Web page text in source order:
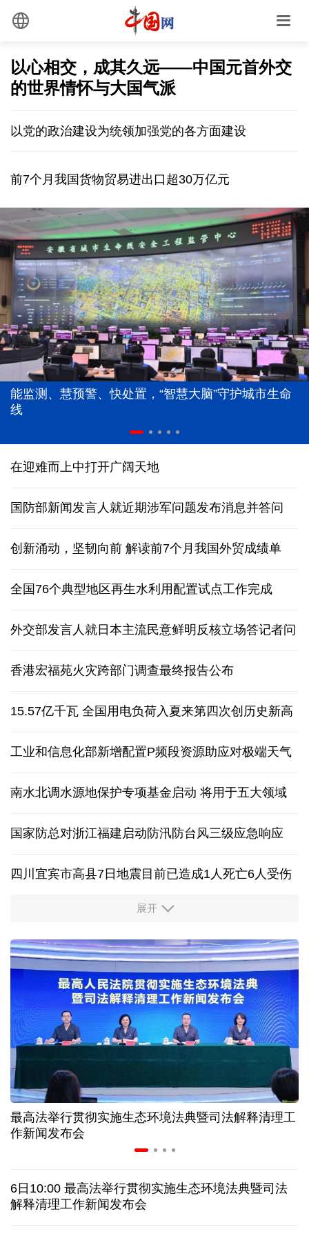
以心相交，成其久远——中国元首外交
的世界情怀与大国气派
以党的政治建设为统领加强党的各方面建设
前7个月我国货物贸易进出口超30万亿元
能监测、慧预警、快处置，“智慧大脑”守护城市生命
线
在迎难而上中打开广阔天地
国防部新闻发言人就近期涉军问题发布消息并答问
创新涌动，坚韧向前 解读前7个月我国外贸成绩单
全国76个典型地区再生水利用配置试点工作完成
外交部发言人就日本主流民意鲜明反核立场答记者问
香港宏福苑火灾跨部门调查最终报告公布
15.57亿千瓦 全国用电负荷入夏来第四次创历史新高
工业和信息化部新增配置P频段资源助应对极端天气
南水北调水源地保护专项基金启动 将用于五大领域
国家防总对浙江福建启动防汛防台风三级应急响应
四川宜宾市高县7日地震目前已造成1人死亡6人受伤
四个关键词解读中国经济韧性
球票撬动全城消费 赛事经济如何将"流量"变"增量"
第五届数贸会将首设Token专区 探索算力贸易新路径
北京：非京籍家庭购房社保个税缴纳年限下调为一年
近346亿元 广东电网交出上半年投资建设亮眼答卷
31省份上半年外贸成绩单出炉 见证产业提质跃迁
俄黑客称获取北约直接参与袭击俄领土的书面证据
展开
最高法举行贯彻实施生态环境法典暨司法解释清理工
作新闻发布会
6日10:00 最高法举行贯彻实施生态环境法典暨司法
解释清理工作新闻发布会